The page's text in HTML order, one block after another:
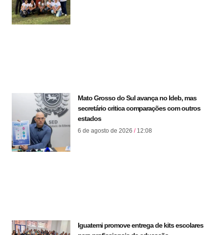
Mato Grosso do Sul avança no Ideb, mas
secretário critica comparações com outros
estados
6 de agosto de 2026 12:08
Iguatemi promove entrega de kits escolares